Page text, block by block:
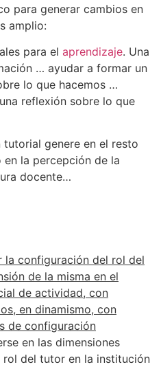
para generar cambios en
amplio:
para el aprendizaje. Una
… ayudar a formar un
lo que hacemos …
reflexión sobre lo que
tutorial genere en el resto
la percepción de la
docente…
la configuración del rol del
de la misma en el
de actividad, con
en dinamismo, con
de configuración
en las dimensiones
del tutor en la institución